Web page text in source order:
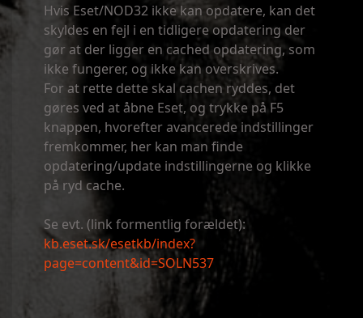
​Hvis Eset/NOD32 ikke kan opdatere, kan det
skyldes en fejl i en tidligere opdatering der
gør at der ligger en cached opdatering, som
ikke fungerer, og ikke kan overskrives.
For at rette dette skal cachen ryddes, det
gøres ved at åbne Eset, og trykke på F5
knappen, hvorefter avancerede indstillinger
fremkommer, her kan man finde
opdatering/update indstillingerne og klikke
på ryd cache.
Se evt. (link formentlig forældet):
kb.eset.sk/esetkb/index?
page=content&id=SOLN537